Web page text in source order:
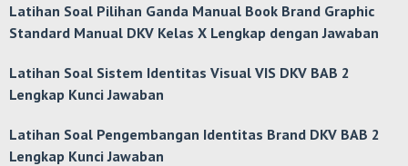
Latihan Soal Pilihan Ganda Manual Book Brand Graphic
Standard Manual DKV Kelas X Lengkap dengan Jawaban
Latihan Soal Sistem Identitas Visual VIS DKV BAB 2
Lengkap Kunci Jawaban
Latihan Soal Pengembangan Identitas Brand DKV BAB 2
Lengkap Kunci Jawaban